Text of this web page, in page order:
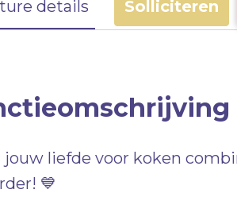
details Solliciteren
liefde voor koken
💙